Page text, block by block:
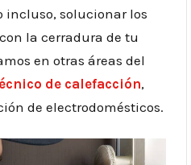
incluso, solucionar los
la cerradura de tu
en otras áreas del
de calefacción,
de electrodomésticos.